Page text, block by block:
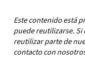
Este contenido está
puede reutilizarse.
reutilizar parte de
contacto con